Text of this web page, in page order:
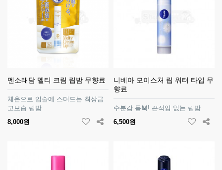
멘소래담 멜티 크림 립밤 무향료
체온으로 입술에 스며드는 최상급
고보습 립밤
8,000원
니베아 모이스처 립 워터 타입 무
향료
수분감 듬뿍! 끈적임 없는 립밤
6,500원